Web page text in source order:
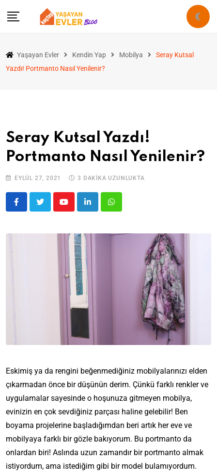
Yaşayan Evler Kendin Yap Mobilya
Seray Kutsal
Yazdı! Portmanto Nasıl Yenilenir?
Seray Kutsal Yazdı!
Portmanto Nasıl Yenilenir?
EYLÜL 27, 2021 3 DAKIKA UZUNLUKTA
Eskimiş ya da rengini beğenmediğiniz mobilyalarınızı elden
çıkarmadan önce bir düşünün derim. Çünkü farklı renkler ve
uygulamalar sayesinde o hoşunuza gitmeyen mobilya,
evinizin en çok sevdiğiniz parçası haline gelebilir! Ben
boyama projelerine başladığımdan beri artık her eve ve
mobilyaya farklı bir gözle bakıyorum. Bu portmanto da
onlardan biri! Aslında uzun zamandır bir portmanto almak
istiyordum, ama istediğim gibi bir model bulamıyordum.